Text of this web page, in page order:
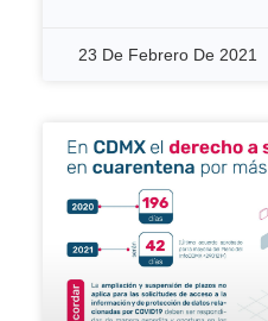
23 De Febrero De 2021